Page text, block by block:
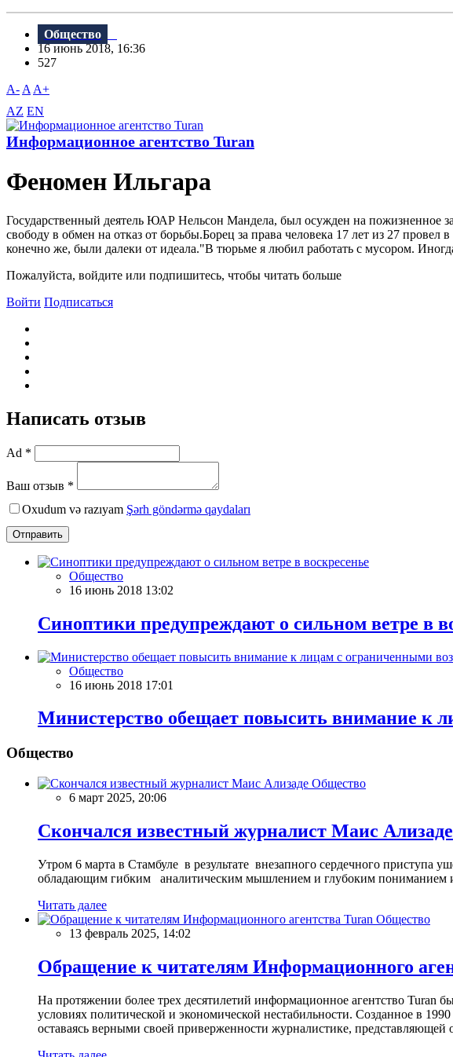
Общество
16 июнь 2018, 16:36
527
A- A A+
AZ EN
Информационное агентство Turan
Феномен Ильгара
Государственный деятель ЮАР Нельсон Мандела, был осужден на пожизненное
свободу в обмен на отказ от борьбы.Борец за права человека 17 лет из 27
конечно же, были далеки от идеала."B тюрьме я любил работать с мусором.
Пожалуйста, войдите или подпишитесь, чтобы читать больше
Войти Подписаться
Написать отзыв
Ad *
Ваш отзыв *
Oxudum və razıyam Şərh göndərmə qaydaları
Отправить
Общество
16 июнь 2018 13:02
Синоптики предупреждают о сильном ветре в
Общество
16 июнь 2018 17:01
Министерство обещает повысить внимание к
Общество
Общество
6 март 2025, 20:06
Скончался известный журналист Маис Ализаде
Утром 6 марта в Стамбуле в результате внезапного сердечного
обладающим гибким аналитическим мышлением и глубоким пониманием
Читать далее
Общество
13 февраль 2025, 14:02
Обращение к читателям Информационного
На протяжении более трех десятилетий информационное агентство Turan
условиях политической и экономической нестабильности. Созданное в
оставаясь верными своей приверженности журналистике, представляющей